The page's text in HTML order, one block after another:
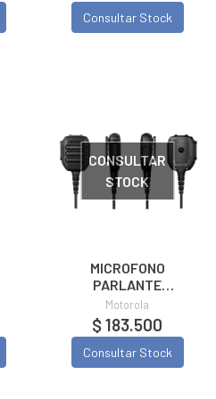
Consultar Stock
CONSULTAR
STOCK
MICROFONO
PARLANTE
MOTOROLA
PMMN4131 R7
Motorola
$ 183.500
Consultar Stock